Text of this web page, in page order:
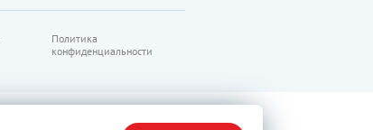
Политика
конфиденциальности